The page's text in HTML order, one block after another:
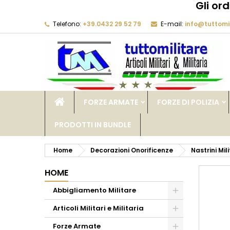
Gli
Telefono: +39.0432 29 52 79 E-mail:
FORZE ARMATE FORZE DI POLIZIA
PRODOTTI IN BUNDLE
Home Decorazioni Onorificenze Nastrini
HOME
Abbigliamento Militare
Articoli Militari e Militaria
Forze Armate